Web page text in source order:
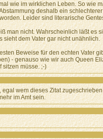
wie im wirklichen Leben. So
deshalb ein
Leider sind literarische
man nicht. Wahrscheinlich läßt
sieht dem Vater gar nicht unähnlich.
Beweise für den echten Vater
- genauso wie wir auch Queen
sitzen müsse. ;-)
wem dieses Zitat
im Amt sein.